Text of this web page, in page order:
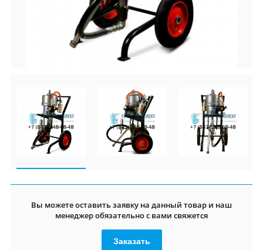
Вы можете оставить заявку на данный товар и наш
менеджер обязательно с вами свяжется
Заказать